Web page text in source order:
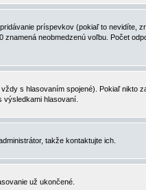
príspevkov (pokiaľ to nevidíte,
znamená neobmedzenú voľbu. Počet
s hlasovaním spojené). Pokiaľ nikto
hlasovaní.
takže kontaktujte ich.
už ukončené.